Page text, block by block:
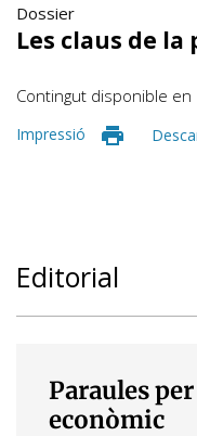
Dossier
Les claus de
Contingut disponible en
Impressió
Editorial
Paraules
econòmic